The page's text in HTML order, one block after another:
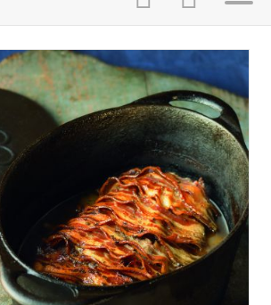
INLOGGEN
AANMELDEN
HOME
RECEPTEN
WEEKMENU'S
KOOKBOEKEN